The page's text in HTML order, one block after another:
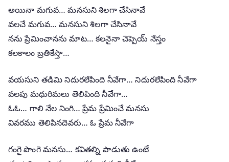
అయినా మగువ… మనసుని శిలగా చేసినావే
వలచే మగువ… మనసుని శిలగా చేసినావే
నను ప్రేమించానను మాట… కలనైనా చెప్పెయ్ నేస్తం
కలకాలం బ్రతికేస్తా…
వయసుని తడిమి నిదురలేపింది నీవేగా… నిదురలేపింది నీవేగా
వలపు మధురిమలు తెలిపింది నీవేగా…
ఓఓ… గాలి నేల నింగి… ప్రేమ ప్రేమించే మనసు
వివరము తెలిపినదెవరు… ఓ ప్రేమ నీవేగా
గంగై పొంగె మనసు… కవితల్ని పాడుతు ఉంటే